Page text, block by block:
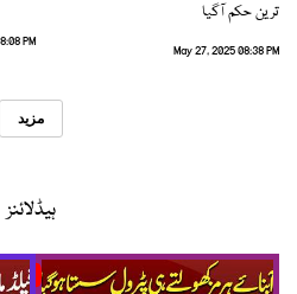
ترین حکم آگیا
May 27, 2025 08:38 PM
PM
مزید
ہیڈلائنز